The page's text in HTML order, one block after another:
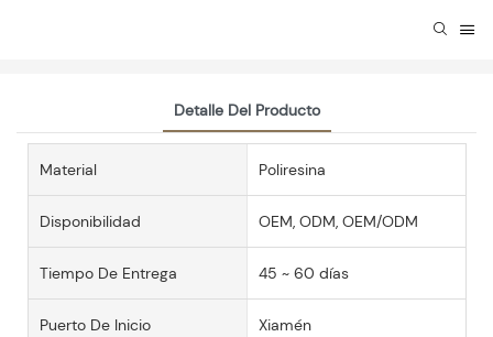
Detalle Del Producto
Material Poliresina
Disponibilidad OEM, ODM, OEM/ODM
Tiempo De Entrega 45 ~ 60 días
Puerto De Inicio Xiamén